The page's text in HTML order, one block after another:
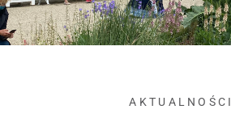
AKTUALNOŚCI